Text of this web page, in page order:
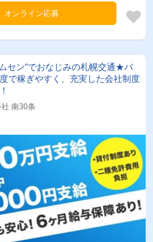
オンライン応募
セン”でおなじみの札幌交通★バ
で稼ぎやすく、充実した会社制度
南30条